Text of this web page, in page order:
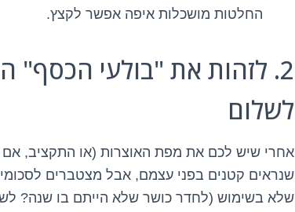
החלטות מושכלות איפה אפשר לקצץ.
2. לזהות את "בולעי הכסף"
לשלום
אחרי שיש לכם את מפת האוצרות (או התקציב,
שנראים קטנים בפני עצמם, אבל מצטברים
שלא בשימוש (לחדר כושר שלא הייתם בו שנה?